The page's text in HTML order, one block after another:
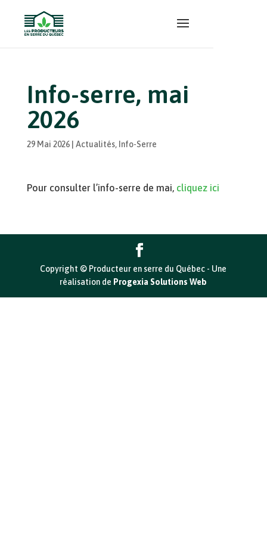
Info-serre, mai
2026
29 Mai 2026| Actualités, Info-Serre
Pour consulter l’info-serre de mai, cliquez ici
Copyright © Producteur en serre du Québec - Une
réalisation de Progexia Solutions Web